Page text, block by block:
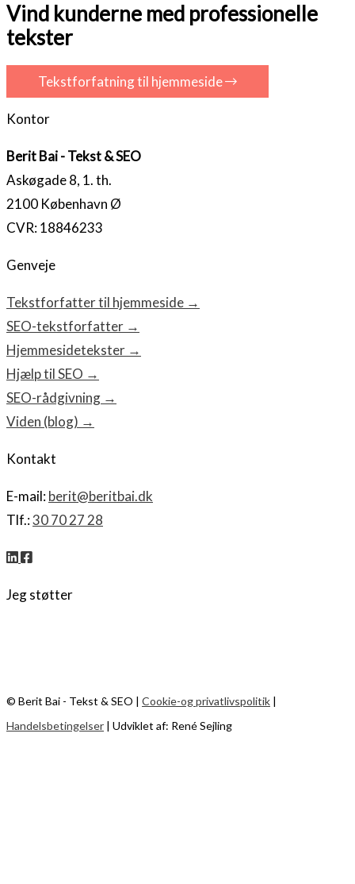
Vind kunderne med professionelle
tekster
Tekstforfatning til hjemmeside
Kontor
Berit Bai - Tekst & SEO
Askøgade 8, 1. th.
2100 København Ø
CVR: 18846233
Genveje
Tekstforfatter til hjemmeside →
SEO-tekstforfatter →
Hjemmesidetekster →
Hjælp til SEO →
SEO-rådgivning →
Viden (blog) →
Kontakt
E-mail:berit@beritbai.dk
Tlf.:30 70 27 28
Jeg støtter
© Berit Bai - Tekst & SEO | Cookie-og privatlivspolitik |
Handelsbetingelser | Udviklet af: René Sejling